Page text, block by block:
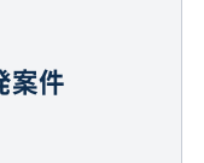
案件